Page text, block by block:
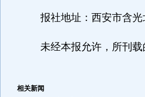
报社地址：西安市含光
未经本报允许，所刊载
相关新闻